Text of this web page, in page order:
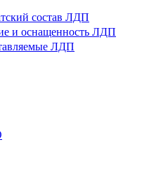
состав ЛДП
и оснащенность ЛДП
ЛДП